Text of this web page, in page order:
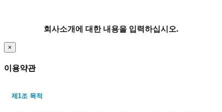
회사소개에 대한 내용을 입력하십시오.
×
이용약관
제1조 목적